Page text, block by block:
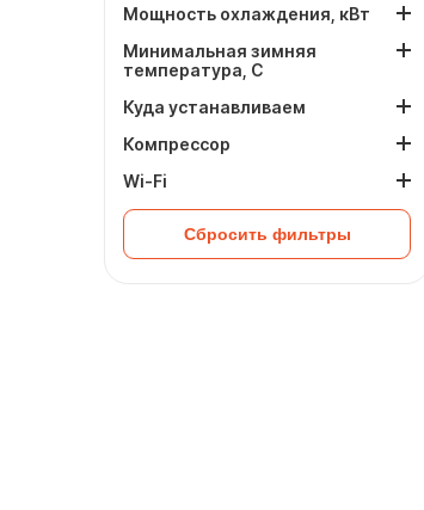
Мощность охлаждения, кВт
Минимальная зимняя
температура, С
Куда устанавливаем
Компрессор
Wi-Fi
Сбросить фильтры